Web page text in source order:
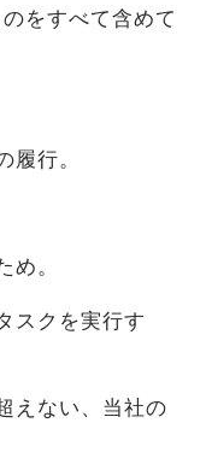
をすべて含めて
行。
。
スクを実行す
えない、当社の